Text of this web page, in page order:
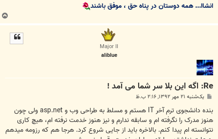
انشاا... همه دوستان در پناه حق ، موفق باشند
Major II
aliblue
Re: اگه این بلا سر شما می آمد !
ت
یک‌شنبه ۲۱ مهر ۱۳۹۲, ۲:۱۶ ب.ظ
بنده دانشجوی ترم آخر IT هستم و مسلط به طراحی وب و asp.net ولی چون
هنوز مدرک را نگرفته ام و سابقه ندارم و نیز هنوز خدمت نرفته ام، هیچ کاری
نتوانسته ام پیدا کنم. بالاخره باید از جایی شروع کرد. هرجا هم که رزومه میدهم